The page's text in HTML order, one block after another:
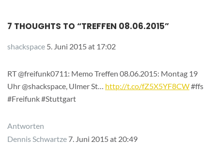
7 THOUGHTS TO “TREFFEN 08.06.2015”
shackspace 5. Juni 2015 at 17:02
RT @freifunk0711: Memo Treffen 08.06.2015: Montag 19
Uhr @shackspace, Ulmer St… http://t.co/fZ5X5YF8CW#ffs
#Freifunk #Stuttgart
Antworten
Dennis Schwartze 7. Juni 2015 at 20:49